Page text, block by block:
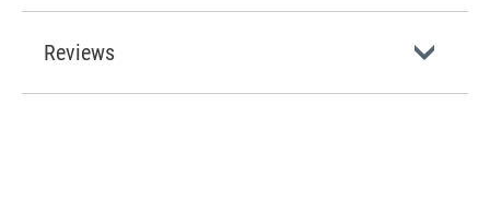
Reviews